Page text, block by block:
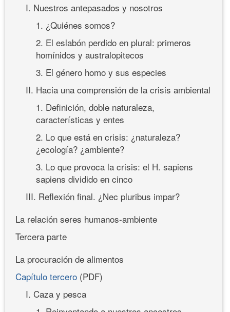
I. Nuestros antepasados y nosotros
1. ¿Quiénes somos?
2. El eslabón perdido en plural: primeros
homínidos y australopitecos
3. El género homo y sus especies
II. Hacia una comprensión de la crisis ambiental
1. Definición, doble naturaleza,
características y entes
2. Lo que está en crisis: ¿naturaleza?
¿ecología? ¿ambiente?
3. Lo que provoca la crisis: el H. sapiens
sapiens dividido en cinco
III. Reflexión final. ¿Nec pluribus impar?
La relación seres humanos-ambiente
Tercera parte
La procuración de alimentos
Capítulo tercero (PDF)
I. Caza y pesca